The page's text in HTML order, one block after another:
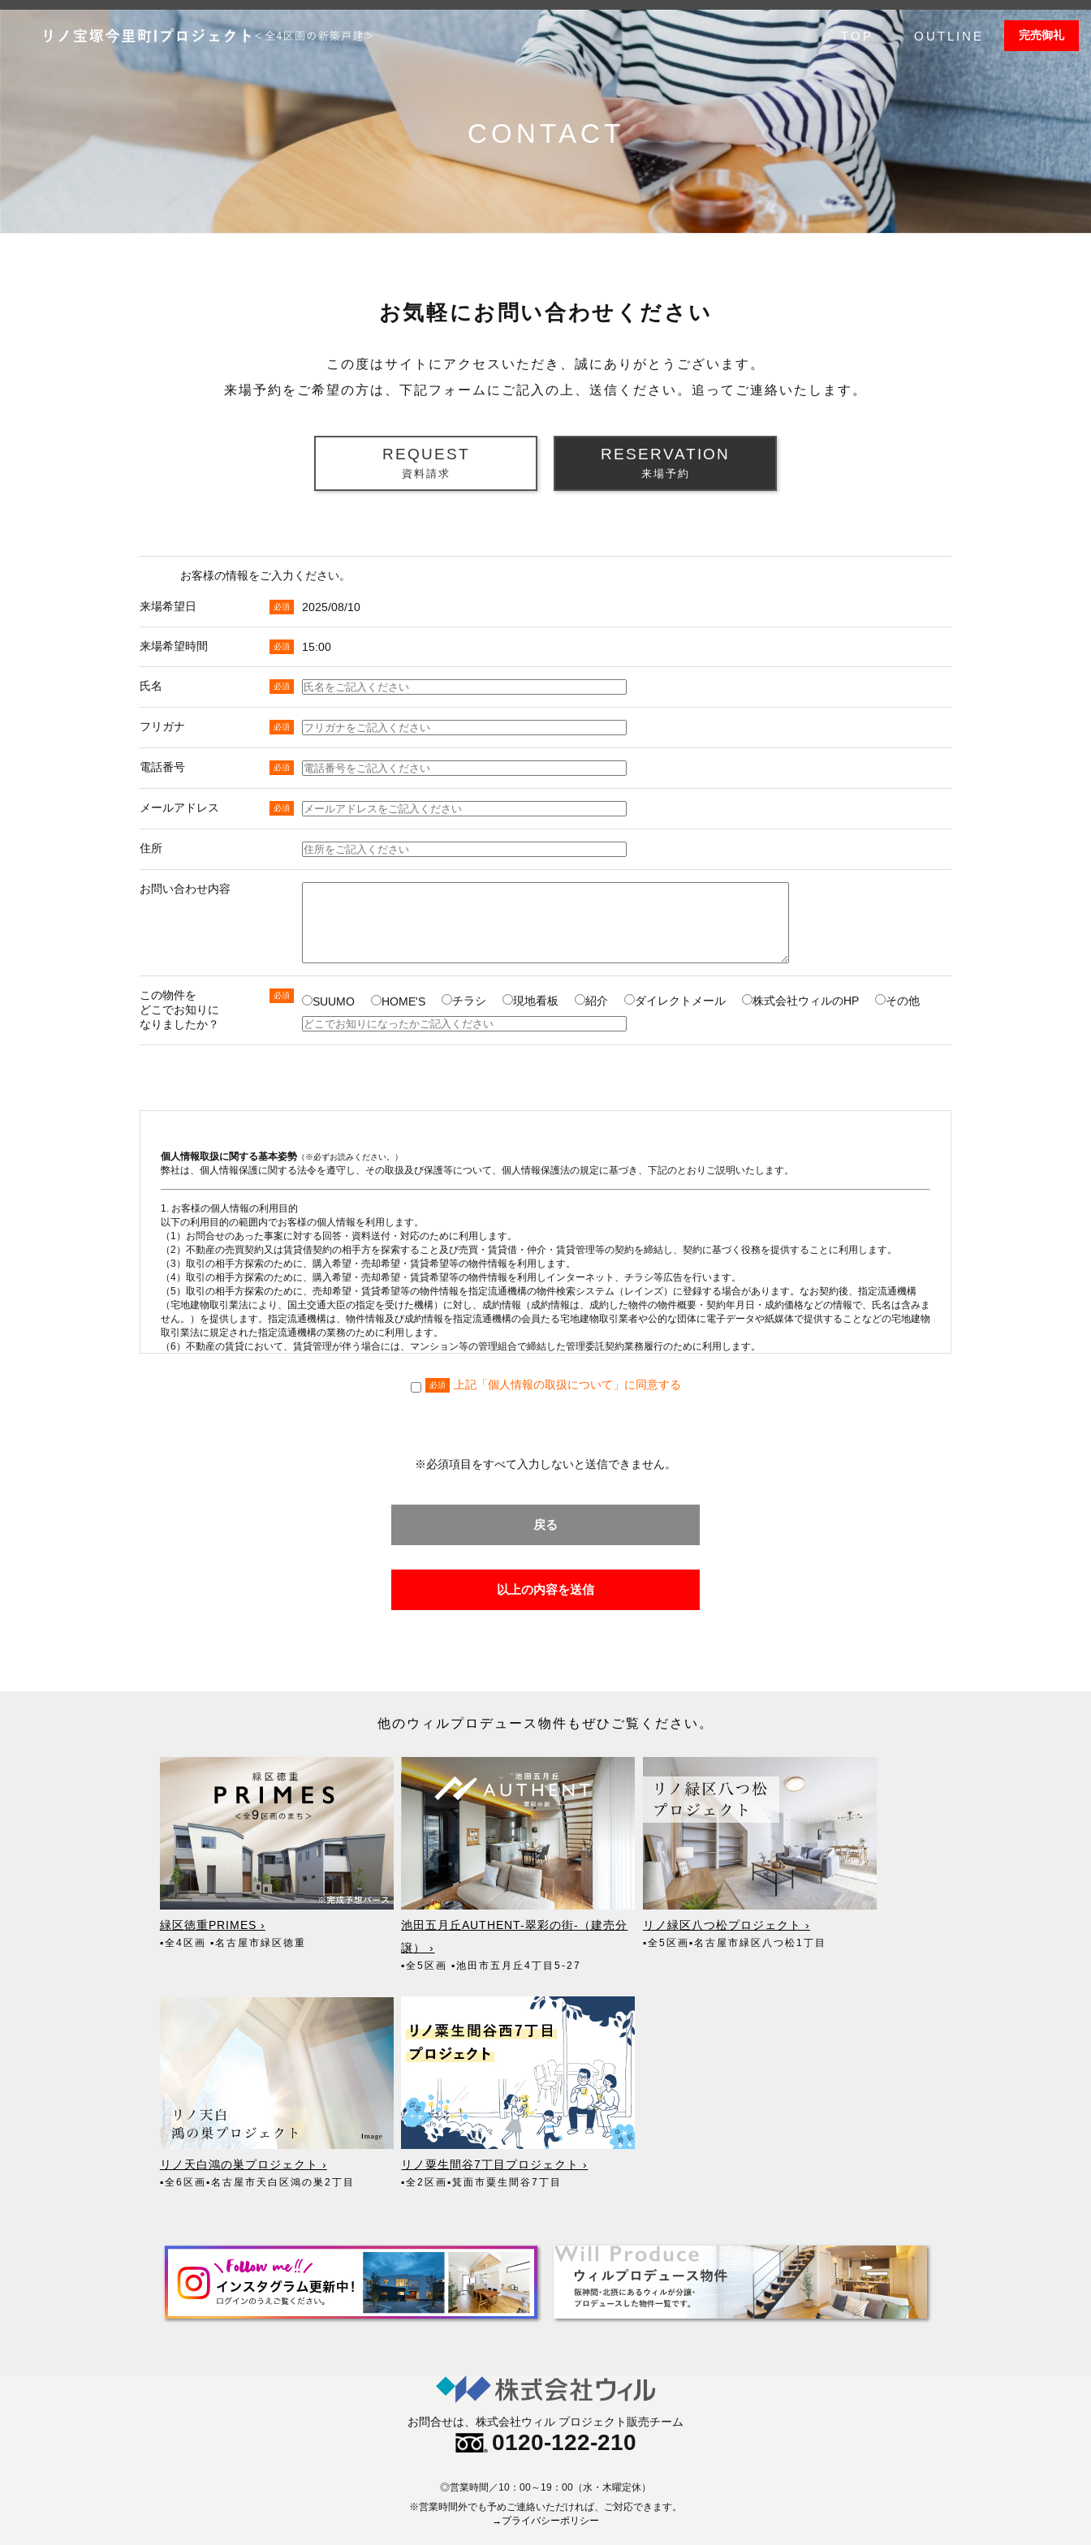
TOP OUTLINE 完売御礼
CONTACT
お気軽に お問い合わせください
この度はサイトにアクセスいただき、誠にありがとうございます。
来場予約をご希望の方は、下記フォームにご記入の上、送信ください。追ってご連絡いたします。
REQUEST
資料請求
RESERVATION
来場予約
お客様の情報をご入力ください。
来場希望日 2025/08/10
来場希望時間 15:00
氏名
フリガナ
電話番号
メールアドレス
住所
お問い合わせ内容
この物件を
どこでお知りに
なりましたか？
SUUMO HOME'S チラシ 現地看板 紹介 ダイレクトメール 株式会社ウィルのHP その他
個人情報取扱に関する基本姿勢 （※必ずお読みください。）
弊社は、個人情報保護に関する法令を遵守し、その取扱及び保護等について、個人情報保護法の規定に基づき、下記のとおりご説明いたします。
1. お客様の個人情報の利用目的
以下の利用目的の範囲内でお客様の個人情報を利用します。
（1）お問合せのあった事案に対する回答・資料送付・対応のために利用します。
（2）不動産の売買契約又は賃貸借契約の相手方を探索すること及び売買・賃貸借・仲介・賃貸管理等の契約を締結し、契約に基づく役務を提供することに利用します。
（3）取引の相手方探索のために、購入希望・売却希望・賃貸希望等の物件情報を利用します。
（4）取引の相手方探索のために、購入希望・売却希望・賃貸希望等の物件情報を利用しインターネット、チラシ等広告を行います。
（5）取引の相手方探索のために、売却希望・賃貸希望等の物件情報を指定流通機構の物件検索システム（レインズ）に登録する場合があります。なお契約後、指定流通機構
（宅地建物取引業法により、国土交通大臣の指定を受けた機構）に対し、成約情報（成約情報は、成約した物件の物件概要・契約年月日・成約価格などの情報で、氏名は含みま
せん。）を提供します。指定流通機構は、物件情報及び成約情報を指定流通機構の会員たる宅地建物取引業者や公的な団体に電子データや紙媒体で提供することなどの宅地建物
取引業法に規定された指定流通機構の業務のために利用します。
（6）不動産の賃貸において、賃貸管理が伴う場合には、マンション等の管理組合で締結した管理委託契約業務履行のために利用します。
（8）宅地建物取引業法第49条に基づく帳簿及びその資料として保管します。
（3）インターネット広告、その他広告の掲載事業者及び団体。（成約に至るまでの過程において広く契約の見込客を募るため）
（11）入居者様が賃料を滞納した場合、滞納取立者。
（12）アフターサービス等、お客様にとって有用と思われる当社提携先。
3. 個人情報の保護対策
（1）当社の従業者に対して個人情報保護のための教育を定期的に行い、お客様の個人情報を厳重に管理いたします。
（2）当社のデータベース等に対する必要な安全管理措置を実施いたします。
4. 個人情報処理の外部委託
当社が保有する個人データの扱いの全部又は一部について外部委託をするときは、必要な契約を締結し、適切な管理・監督を行います。
5. 個人情報の共同利用
お客様の個人情報を共同利用する際には、個人情報保護法に定める別途必要な処置を講じます。
6. 個人情報提供の任意性及び知っておいていただきたいこと
お客様の個人情報を共同利用する際には、個人情報保護法に定める別途必要な処置を講じます。
お客様より、個人情報の利用目的の通知・開示・内容の訂正・追加又は削除・利用の停止・消去及び第三者への提供の停止についてのご依頼がある場合は速やかに対応いたしま
す。各種お問合せ及びご相談の窓口は下記のとおりです。
【お問合せ】
株式会社ウィル 個人情報保護管理者：水野 真育
TEL：0797-74-7269 / FAX：0797-74-7078 / E-mail：info@wills.co.jp
必須 上記「個人情報の取扱について」に同意する
※必須項目をすべて入力しないと送信できません。
戻る
以上の内容を送信
他のウィルプロデュース物件もぜひご覧ください。
緑区徳重PRIMES ›
▪全4区画 ▪名古屋市緑区徳重
池田五月丘AUTHENT-翠彩の街-（建売分
譲） ›
▪全5区画▪池田市五月丘4丁目5-27
リノ緑区八つ松プロジェクト ›
▪全5区画▪名古屋市緑区八つ松1丁目
リノ天白鴻の巣プロジェクト ›
▪全6区画▪名古屋市天白区鴻の巣2丁目
リノ粟生間谷7丁目プロジェクト ›
▪全2区画▪箕面市粟生間谷7丁目
お問合せは、株式会社ウィル プロジェクト販売チーム
0120-122-210
◎営業時間／10：00～19：00（水・木曜定休）
※営業時間外でも予めご連絡いただければ、 ご対応できます。
→プライバシーポリシー